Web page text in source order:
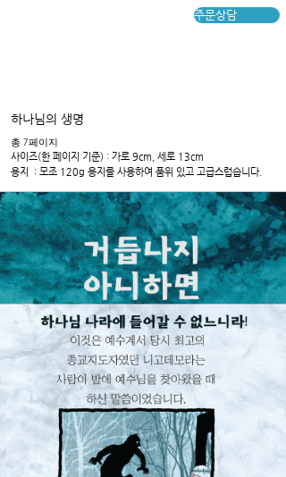
주문상담
하나님의 생명
​총 7페이지
​사이즈(한 페이지 기준) : 가로 9cm, 세로 13cm
용지​ : 모조 120g 용지를 사용하여 품위 있고 고급스럽습니다.